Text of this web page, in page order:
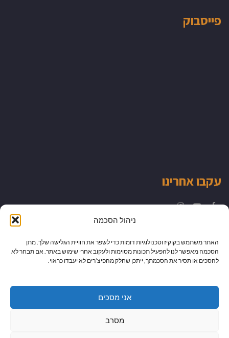
ניהול הסכמה
האתר משתמש בקוקיז וטכנולוגיות דומות כדי לשפר את חוויית הגלישה שלך. מתן
הסכמה מאפשר לנו להפעיל תכונות מסוימות ולעקוב אחרי שימוש באתר. אם תבחר לא
להסכים או תסיר את הסכמתך, ייתכן שחלק מהפיצ’רים לא יעבדו כראוי.
אני מסכים
מסרב
פייסבוק
עקבו אחרינו